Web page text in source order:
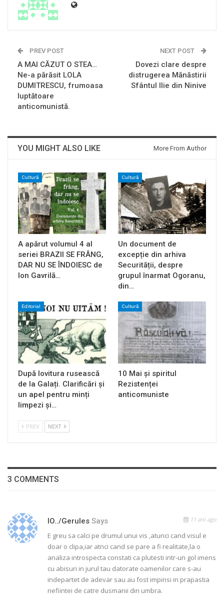
PREV POST
A MAI CĂZUT O STEA…
Ne-a părăsit LOLA
DUMITRESCU, frumoasa
luptătoare
anticomunistă.
NEXT POST
Dovezi clare despre
distrugerea Mănăstirii
Sfântul Ilie din Ninive
YOU MIGHT ALSO LIKE More From Author
Cultură
A apărut volumul 4 al
seriei BRAZII SE FRÂNG,
DAR NU SE ÎNDOIESC de
Ion Gavrilă…
Cultură
Un document de
excepție din arhiva
Securității, despre
grupul înarmat Ogoranu,
din…
Editorial
După lovitura rusească
de la Galați. Clarificări și
un apel pentru minți
limpezi și…
Cultură
10 Mai și spiritul
Rezistenței
anticomuniste
PREV NEXT
3 COMMENTS
IO../gerules Says 11 ani ago
E greu sa calci pe drumul unui vis ,atunci cand visul e
doar o clipa,iar atnci cand se pare a fi realitate,la o
analiza introspecta constati ca plutesti intr-un gol imens
cu abisuri in jurul tau datorate oamenilor care s-au
indepartet de adevar sau au fost impinsi in prapastia
nefiintei de catre dusmanii din umbra.